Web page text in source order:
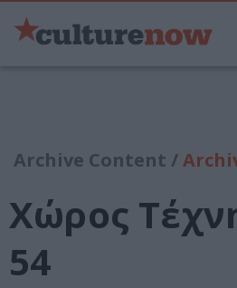
Archive Content /
Χώρος
54